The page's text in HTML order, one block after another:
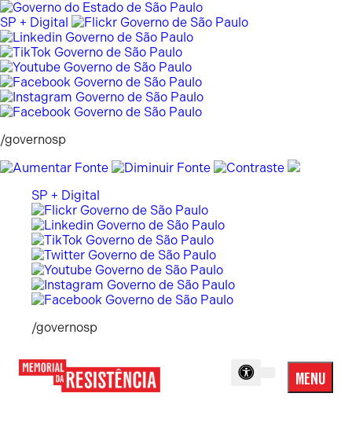
Pular
para
o
conteúdo
SP + Digital
/governosp
SP + Digital
/governosp
MENU
Menu